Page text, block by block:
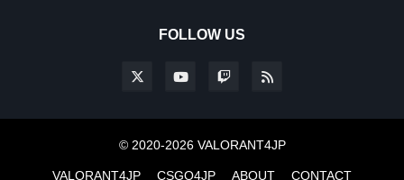
FOLLOW US
© 2020-2026 VALORANT4JP
VALORANT4JP CSGO4JP ABOUT CONTACT